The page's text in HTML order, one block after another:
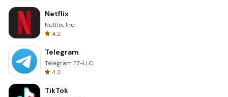
Netflix
Netflix, Inc.
4.2
Telegram
Telegram FZ-LLC
4.3
TikTok